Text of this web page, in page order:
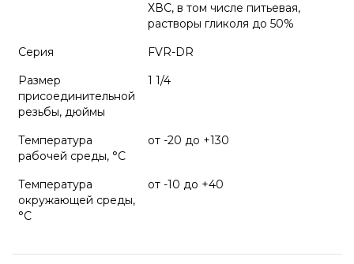
ХВС, в том числе питьевая,
растворы гликоля до 50%
Серия
FVR-DR
Размер
присоединительной
резьбы, дюймы
1 1/4
Температура
рабочей среды, °С
от -20 до +130
Температура
окружающей среды,
°С
от -10 до +40